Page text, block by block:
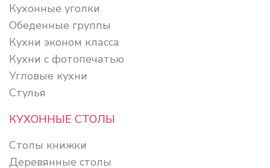
Кухонные уголки
Обеденные группы
Кухни эконом класса
Кухни с фотопечатью
Угловые кухни
Стулья
КУХОННЫЕ СТОЛЫ
Столы книжки
Деревянные столы